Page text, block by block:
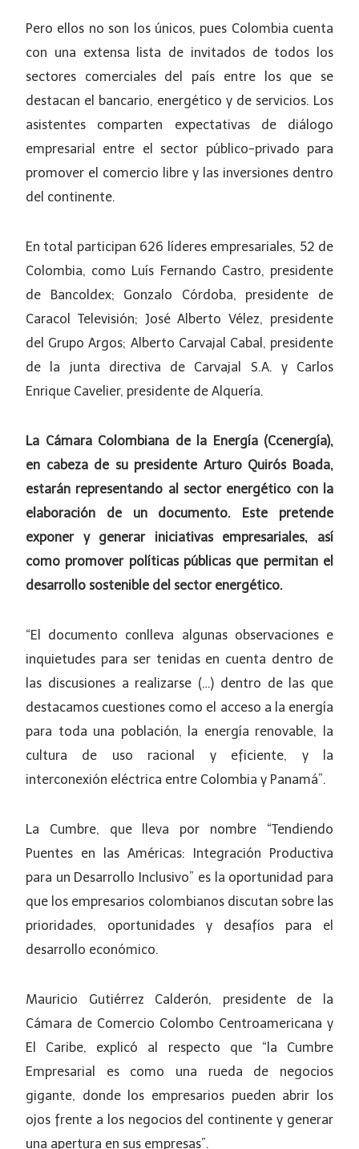
Pero ellos no son los únicos, pues Colombia cuenta
con una extensa lista de invitados de todos los
sectores comerciales del país entre los que se
destacan el bancario, energético y de servicios. Los
asistentes comparten expectativas de diálogo
empresarial entre el sector público-privado para
promover el comercio libre y las inversiones dentro
del continente.
En total participan 626 líderes empresariales, 52 de
Colombia, como Luís Fernando Castro, presidente
de Bancoldex; Gonzalo Córdoba, presidente de
Caracol Televisión; José Alberto Vélez, presidente
del Grupo Argos; Alberto Carvajal Cabal, presidente
de la junta directiva de Carvajal S.A. y Carlos
Enrique Cavelier, presidente de Alquería.
La Cámara Colombiana de la Energía (Ccenergía),
en cabeza de su presidente Arturo Quirós Boada,
estarán representando al sector energético con la
elaboración de un documento. Este pretende
exponer y generar iniciativas empresariales, así
como promover políticas públicas que permitan el
desarrollo sostenible del sector energético.
“El documento conlleva algunas observaciones e
inquietudes para ser tenidas en cuenta dentro de
las discusiones a realizarse (…) dentro de las que
destacamos cuestiones como el acceso a la energía
para toda una población, la energía renovable, la
cultura de uso racional y eficiente, y la
interconexión eléctrica entre Colombia y Panamá”.
La Cumbre, que lleva por nombre “Tendiendo
Puentes en las Américas: Integración Productiva
para un Desarrollo Inclusivo” es la oportunidad para
que los empresarios colombianos discutan sobre las
prioridades, oportunidades y desafíos para el
desarrollo económico.
Mauricio Gutiérrez Calderón, presidente de la
Cámara de Comercio Colombo Centroamericana y
El Caribe, explicó al respecto que “la Cumbre
Empresarial es como una rueda de negocios
gigante, donde los empresarios pueden abrir los
ojos frente a los negocios del continente y generar
una apertura en sus empresas”.